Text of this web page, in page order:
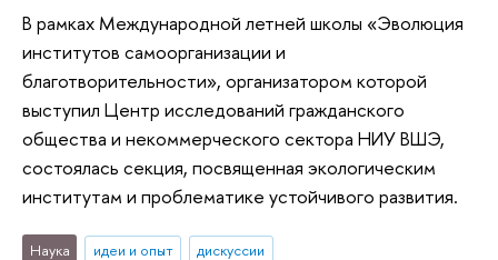
В рамках Международной летней школы «Эволюция
институтов самоорганизации и
благотворительности», организатором которой
выступил Центр исследований гражданского
общества и некоммерческого сектора НИУ ВШЭ,
состоялась секция, посвященная экологическим
институтам и проблематике устойчивого развития.
Наука идеи и опыт
дискуссии